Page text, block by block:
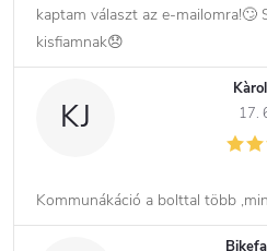
kaptam választ az e-mailomra!🙄
kisfiamnak😞
KJ
17.
Kommunákáció a bolttal több